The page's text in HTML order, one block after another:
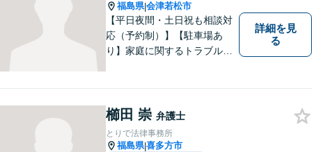
福島県|会津若松市
【平日夜間・土日祝も相談対
応（予約制）】【駐車場あ
り】家庭に関するトラブルか
詳細を見
る
櫛田 崇 弁護士
とりで法律事務所
福島県|喜多方市